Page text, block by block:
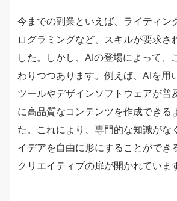
今までの副業といえば、ライティン
ログラミングなど、スキルが要求さ
した。しかし、AIの登場によって、
わりつつあります。例えば、AIを用
ツールやデザインソフトウェアが普
に高品質なコンテンツを作成できる
た。これにより、専門的な知識がな
イデアを自由に形にすることができ
クリエイティブの扉が開かれていま